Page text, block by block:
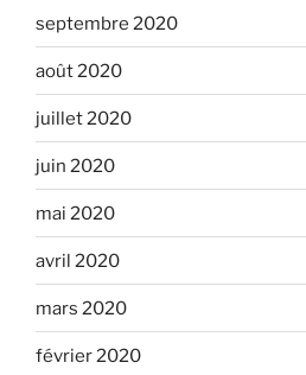
septembre 2020
août 2020
juillet 2020
juin 2020
mai 2020
avril 2020
mars 2020
février 2020